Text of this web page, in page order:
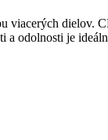
viacerých dielov.
odolnosti je